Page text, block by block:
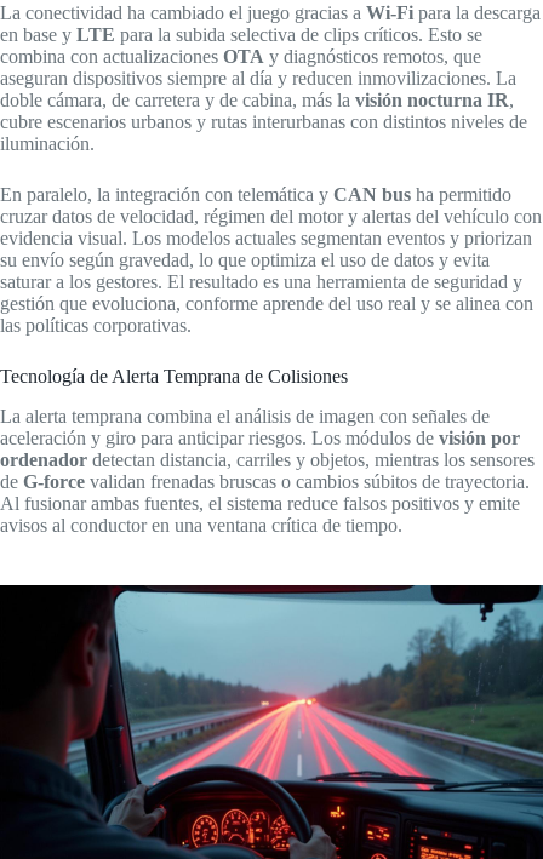
La conectividad ha cambiado el juego gracias a Wi‑Fi para la descarga
en base y LTE para la subida selectiva de clips críticos. Esto se
combina con actualizaciones OTA y diagnósticos remotos, que
aseguran dispositivos siempre al día y reducen inmovilizaciones. La
doble cámara, de carretera y de cabina, más la visión nocturna IR,
cubre escenarios urbanos y rutas interurbanas con distintos niveles de
iluminación.
En paralelo, la integración con telemática y CAN bus ha permitido
cruzar datos de velocidad, régimen del motor y alertas del vehículo con
evidencia visual. Los modelos actuales segmentan eventos y priorizan
su envío según gravedad, lo que optimiza el uso de datos y evita
saturar a los gestores. El resultado es una herramienta de seguridad y
gestión que evoluciona, conforme aprende del uso real y se alinea con
las políticas corporativas.
Tecnología de Alerta Temprana de Colisiones
La alerta temprana combina el análisis de imagen con señales de
aceleración y giro para anticipar riesgos. Los módulos de visión por
ordenador detectan distancia, carriles y objetos, mientras los sensores
de G-force validan frenadas bruscas o cambios súbitos de trayectoria.
Al fusionar ambas fuentes, el sistema reduce falsos positivos y emite
avisos al conductor en una ventana crítica de tiempo.